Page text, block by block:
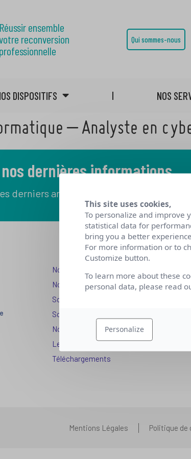
Réussir ensemble
reconversion
professionnelle
Qui sommes-nous
DISPOSITIFS NOS
– Analyste en
nos dernières informations
derniers articles de notre blog
Nos dispositifs pour se reconvertir
Nos solutions aux entreprises
Solution Compétences IA
Solution Seniors+
Nos services aux organismes de formation
Les questions que vous vous posez
Téléchargements
Mentions Légales Politique de
This site uses cookies,
To personalize and improve
statistical data for
bring you a better
For more information or to
Customize button.
To learn more about these
personal data, please read
Personalize